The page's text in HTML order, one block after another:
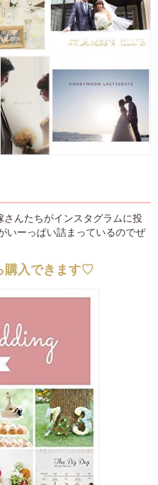
んたちがインスタグラムに投
いーっぱい詰まっているのでぜ
購入できます♡